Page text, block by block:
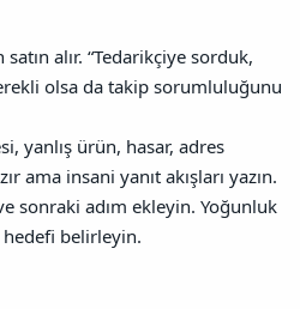
alır. “Tedarikçiye sorduk,
olsa da takip sorumluluğunu
yanlış ürün, hasar, adres
ama insani yanıt akışları yazın.
sonraki adım ekleyin. Yoğunluk
hedefi belirleyin.